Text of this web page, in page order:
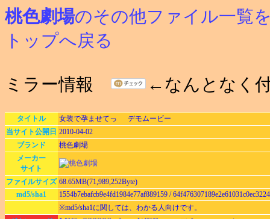
桃色劇場のその他ファイル一覧
トップへ戻る
ミラー情報 ←なんとなく
タイトル
女装で孕ませてっ デモムービー
当サイト公開日 2010-04-02
ブランド
桃色劇場
メーカー
サイト
ファイルサイズ 68.65MB(71,989,252Byte)
md5/sha1
1554b7ebafcb9e4fd1984e77af889159 /
※md5/sha1に関しては、わかる人向けです。